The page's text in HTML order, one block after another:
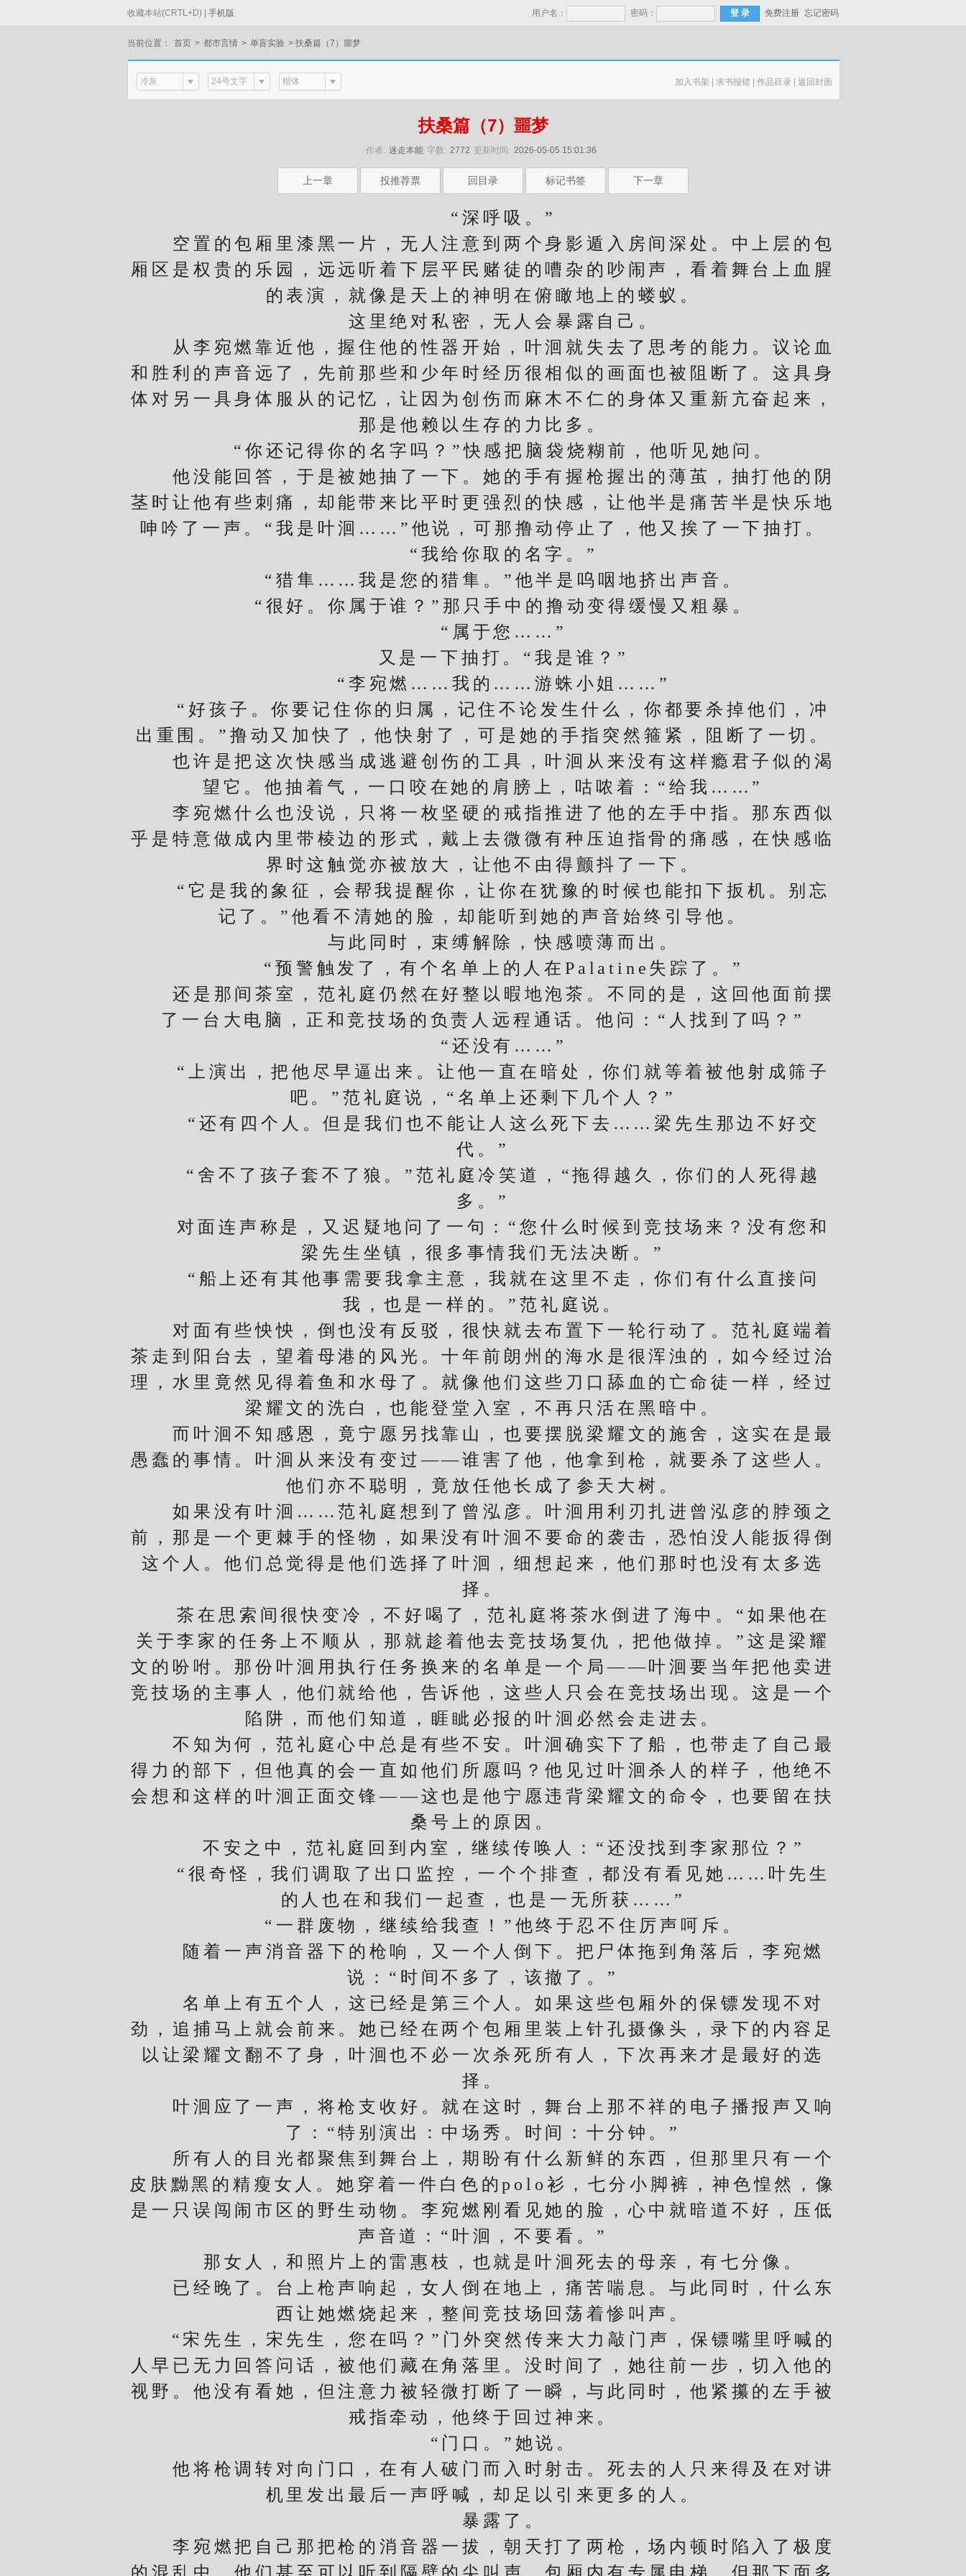
收藏本站(CRTL+D) | 手机版 用户名： 密码： 免费注册 忘记密码
当前位置： 首页 > 都市言情 > 单盲实验 > 扶桑篇（7）噩梦
冷灰 24号文字 楷体 加入书架 | 求书报错 | 作品目录 | 返回封面
扶桑篇（7）噩梦
作者: 迷走本能 字数: 2772 更新时间: 2026-05-05 15:01:36
上一章 投推荐票 回目录 标记书签 下一章
“深呼吸。”
空置的包厢里漆黑一片，无人注意到两个身影遁入房间深处。中上层的包
厢区是权贵的乐园，远远听着下层平民赌徒的嘈杂的吵闹声，看着舞台上血腥
的表演，就像是天上的神明在俯瞰地上的蝼蚁。
这里绝对私密，无人会暴露自己。
从李宛燃靠近他，握住他的性器开始，叶洄就失去了思考的能力。议论血
和胜利的声音远了，先前那些和少年时经历很相似的画面也被阻断了。这具身
体对另一具身体服从的记忆，让因为创伤而麻木不仁的身体又重新亢奋起来，
那是他赖以生存的力比多。
“你还记得你的名字吗？”快感把脑袋烧糊前，他听见她问。
他没能回答，于是被她抽了一下。她的手有握枪握出的薄茧，抽打他的阴
茎时让他有些刺痛，却能带来比平时更强烈的快感，让他半是痛苦半是快乐地
呻吟了一声。“我是叶洄……”他说，可那撸动停止了，他又挨了一下抽打。
“我给你取的名字。”
“猎隼……我是您的猎隼。”他半是呜咽地挤出声音。
“很好。你属于谁？”那只手中的撸动变得缓慢又粗暴。
“属于您……”
又是一下抽打。“我是谁？”
“李宛燃……我的……游蛛小姐……”
“好孩子。你要记住你的归属，记住不论发生什么，你都要杀掉他们，冲
出重围。”撸动又加快了，他快射了，可是她的手指突然箍紧，阻断了一切。
也许是把这次快感当成逃避创伤的工具，叶洄从来没有这样瘾君子似的渴
望它。他抽着气，一口咬在她的肩膀上，咕哝着：“给我……”
李宛燃什么也没说，只将一枚坚硬的戒指推进了他的左手中指。那东西似
乎是特意做成内里带棱边的形式，戴上去微微有种压迫指骨的痛感，在快感临
界时这触觉亦被放大，让他不由得颤抖了一下。
“它是我的象征，会帮我提醒你，让你在犹豫的时候也能扣下扳机。别忘
记了。”他看不清她的脸，却能听到她的声音始终引导他。
与此同时，束缚解除，快感喷薄而出。
“预警触发了，有个名单上的人在Palatine失踪了。”
还是那间茶室，范礼庭仍然在好整以暇地泡茶。不同的是，这回他面前摆
了一台大电脑，正和竞技场的负责人远程通话。他问：“人找到了吗？”
“还没有……”
“上演出，把他尽早逼出来。让他一直在暗处，你们就等着被他射成筛子
吧。”范礼庭说，“名单上还剩下几个人？”
“还有四个人。但是我们也不能让人这么死下去……梁先生那边不好交
代。”
“舍不了孩子套不了狼。”范礼庭冷笑道，“拖得越久，你们的人死得越
多。”
对面连声称是，又迟疑地问了一句：“您什么时候到竞技场来？没有您和
梁先生坐镇，很多事情我们无法决断。”
“船上还有其他事需要我拿主意，我就在这里不走，你们有什么直接问
我，也是一样的。”范礼庭说。
对面有些怏怏，倒也没有反驳，很快就去布置下一轮行动了。范礼庭端着
茶走到阳台去，望着母港的风光。十年前朗州的海水是很浑浊的，如今经过治
理，水里竟然见得着鱼和水母了。就像他们这些刀口舔血的亡命徒一样，经过
梁耀文的洗白，也能登堂入室，不再只活在黑暗中。
而叶洄不知感恩，竟宁愿另找靠山，也要摆脱梁耀文的施舍，这实在是最
愚蠢的事情。叶洄从来没有变过——谁害了他，他拿到枪，就要杀了这些人。
他们亦不聪明，竟放任他长成了参天大树。
如果没有叶洄……范礼庭想到了曾泓彦。叶洄用利刃扎进曾泓彦的脖颈之
前，那是一个更棘手的怪物，如果没有叶洄不要命的袭击，恐怕没人能扳得倒
这个人。他们总觉得是他们选择了叶洄，细想起来，他们那时也没有太多选
择。
茶在思索间很快变冷，不好喝了，范礼庭将茶水倒进了海中。“如果他在
关于李家的任务上不顺从，那就趁着他去竞技场复仇，把他做掉。”这是梁耀
文的吩咐。那份叶洄用执行任务换来的名单是一个局——叶洄要当年把他卖进
竞技场的主事人，他们就给他，告诉他，这些人只会在竞技场出现。这是一个
陷阱，而他们知道，睚眦必报的叶洄必然会走进去。
不知为何，范礼庭心中总是有些不安。叶洄确实下了船，也带走了自己最
得力的部下，但他真的会一直如他们所愿吗？他见过叶洄杀人的样子，他绝不
会想和这样的叶洄正面交锋——这也是他宁愿违背梁耀文的命令，也要留在扶
桑号上的原因。
不安之中，范礼庭回到内室，继续传唤人：“还没找到李家那位？”
“很奇怪，我们调取了出口监控，一个个排查，都没有看见她……叶先生
的人也在和我们一起查，也是一无所获……”
“一群废物，继续给我查！”他终于忍不住厉声呵斥。
随着一声消音器下的枪响，又一个人倒下。把尸体拖到角落后，李宛燃
说：“时间不多了，该撤了。”
名单上有五个人，这已经是第三个人。如果这些包厢外的保镖发现不对
劲，追捕马上就会前来。她已经在两个包厢里装上针孔摄像头，录下的内容足
以让梁耀文翻不了身，叶洄也不必一次杀死所有人，下次再来才是最好的选
择。
叶洄应了一声，将枪支收好。就在这时，舞台上那不祥的电子播报声又响
了：“特别演出：中场秀。时间：十分钟。”
所有人的目光都聚焦到舞台上，期盼有什么新鲜的东西，但那里只有一个
皮肤黝黑的精瘦女人。她穿着一件白色的polo衫，七分小脚裤，神色惶然，像
是一只误闯闹市区的野生动物。李宛燃刚看见她的脸，心中就暗道不好，压低
声音道：“叶洄，不要看。”
那女人，和照片上的雷惠枝，也就是叶洄死去的母亲，有七分像。
已经晚了。台上枪声响起，女人倒在地上，痛苦喘息。与此同时，什么东
西让她燃烧起来，整间竞技场回荡着惨叫声。
“宋先生，宋先生，您在吗？”门外突然传来大力敲门声，保镖嘴里呼喊的
人早已无力回答问话，被他们藏在角落里。没时间了，她往前一步，切入他的
视野。他没有看她，但注意力被轻微打断了一瞬，与此同时，他紧攥的左手被
戒指牵动，他终于回过神来。
“门口。”她说。
他将枪调转对向门口，在有人破门而入时射击。死去的人只来得及在对讲
机里发出最后一声呼喊，却足以引来更多的人。
暴露了。
李宛燃把自己那把枪的消音器一拔，朝天打了两枪，场内顿时陷入了极度